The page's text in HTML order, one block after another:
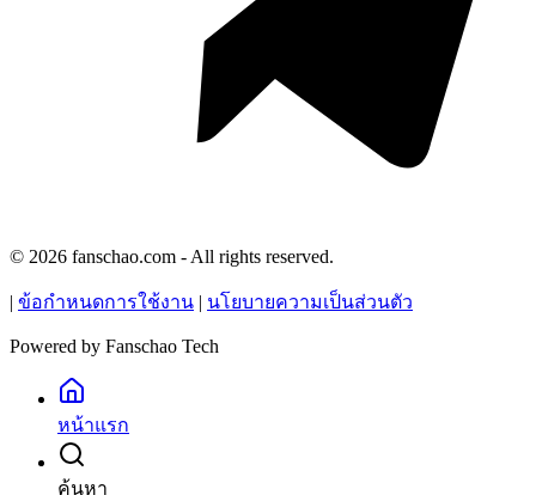
© 2026 fanschao.com - All rights reserved.
ข้อกำหนดการใช้งาน นโยบายความเป็นส่วนตัว
Powered by Fanschao Tech
หน้าแรก
ค้นหา